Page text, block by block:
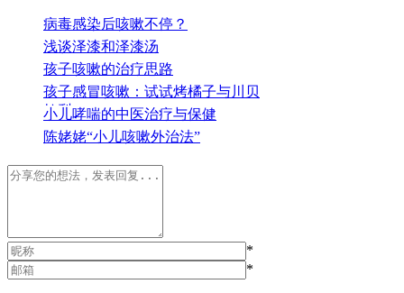
病毒感染后咳嗽不停？
浅谈泽漆和泽漆汤
孩子咳嗽的治疗思路
孩子感冒咳嗽：试试烤橘子与川贝
炖梨
小儿哮喘的中医治疗与保健
陈姥姥“小儿咳嗽外治法”
*
*